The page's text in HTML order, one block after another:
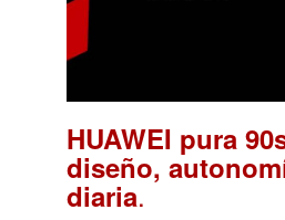
HUAWEI pura
diseño,
diaria.